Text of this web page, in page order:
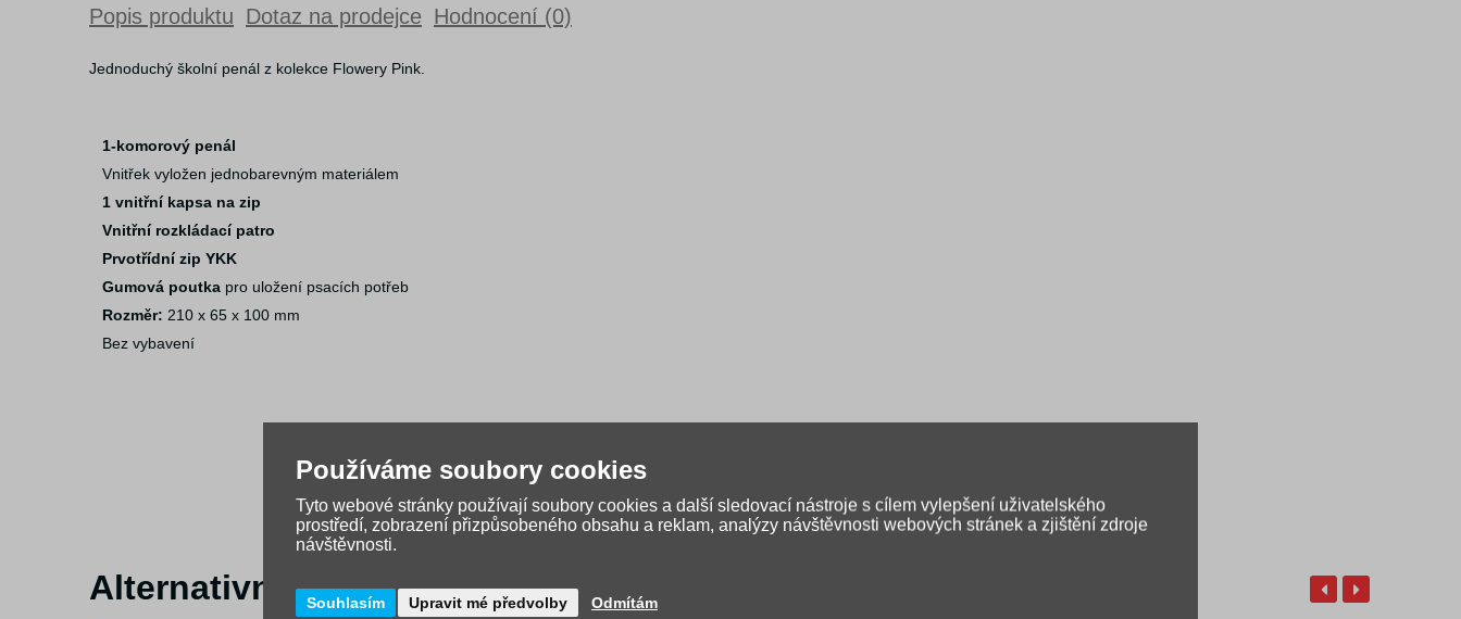
Popis produktu Dotaz na prodejce Hodnocení (0)
Jednoduchý školní penál z kolekce Flowery Pink.
1-komorový penál
Vnitřek vyložen jednobarevným materiálem
1 vnitřní kapsa na zip
Vnitřní rozkládací patro
Prvotřídní zip YKK
Gumová poutka pro uložení psacích potřeb
Rozměr: 210 x 65 x 100 mm
Bez vybavení
Alternativní zboží
Používáme soubory cookies
Tyto webové stránky používají soubory cookies a další sledovací nástroje s cílem vylepšení uživatelského
prostředí, zobrazení přizpůsobeného obsahu a reklam, analýzy návštěvnosti webových stránek a zjištění zdroje
návštěvnosti.
Souhlasím Upravit mé předvolby Odmítám